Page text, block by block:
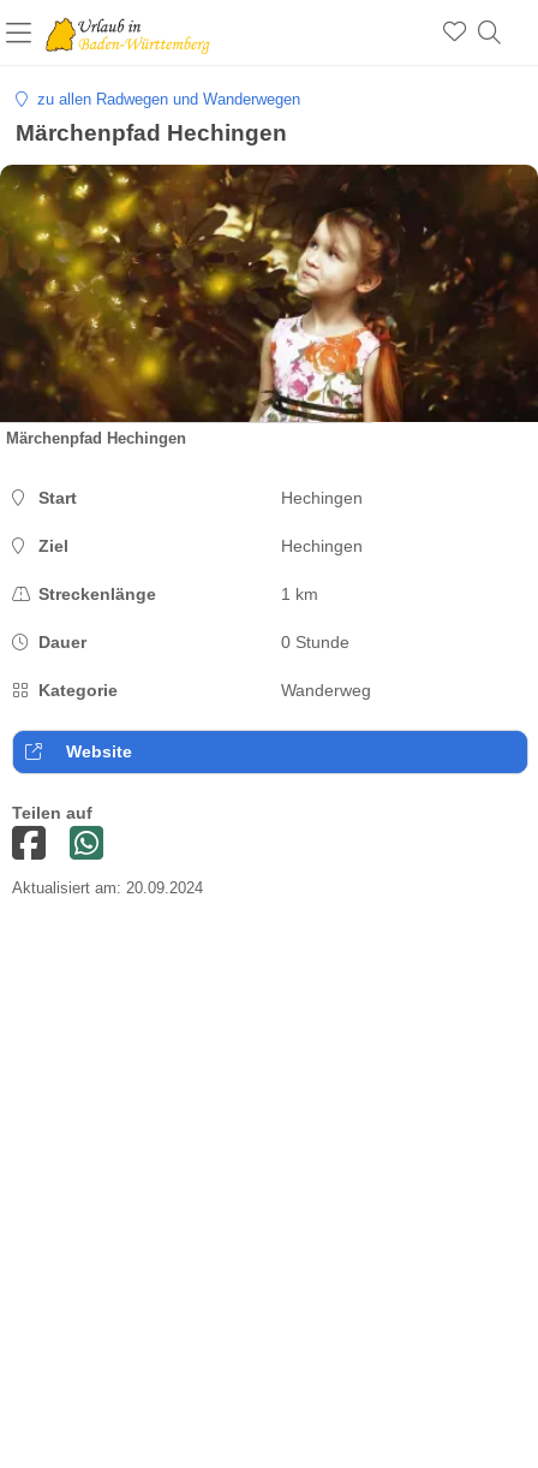
zu allen Radwegen und Wanderwegen
Märchenpfad Hechingen
Märchenpfad Hechingen
Start Hechingen
Ziel Hechingen
Streckenlänge 1 km
Dauer 0 Stunde
Kategorie Wanderweg
Website
Teilen auf
Aktualisiert am: 20.09.2024